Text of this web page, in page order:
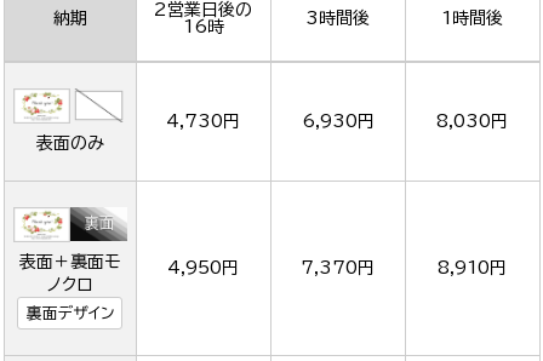
納期
2営業日後の
16時
3時間後 1時間後
表面のみ
4,730円 6,930円 8,030円
表面＋裏面モ
ノクロ
裏面デザイン
4,950円 7,370円 8,910円